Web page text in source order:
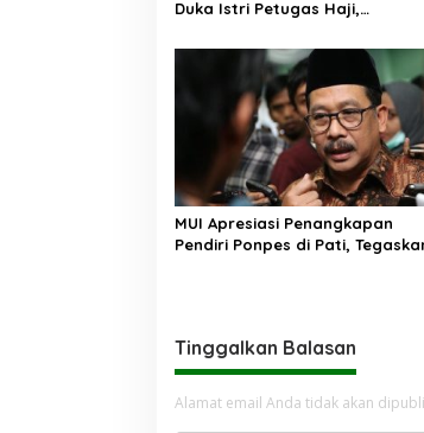
Duka Istri Petugas Haji,
Penghormatan atas Amanah
yang Tetap Ditunaikan
MUI Apresiasi Penangkapan
Pendiri Ponpes di Pati,
Tinggalkan Balasan
Alamat email Anda tidak akan